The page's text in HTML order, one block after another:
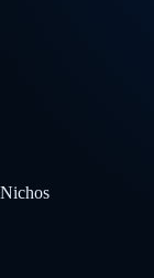
Nichos